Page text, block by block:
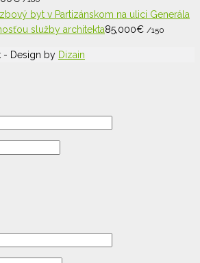
byt v Partizánskom na ulici Generála
služby architekta85,000€ /150
- Design by Dizain